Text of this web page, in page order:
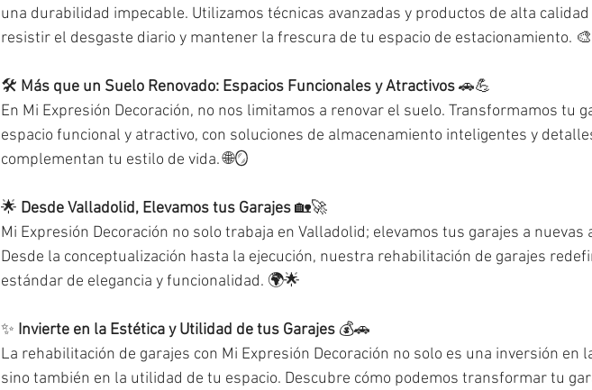
una durabilidad impecable. Utilizamos técnicas avanzadas y productos de alta
resistir el desgaste diario y mantener la frescura de tu espacio de estacionamiento.
🛠️ Más que un Suelo Renovado: Espacios Funcionales y Atractivos 🚗💪
En Mi Expresión Decoración, no nos limitamos a renovar el suelo. Transformamos tu
espacio funcional y atractivo, con soluciones de almacenamiento inteligentes y
complementan tu estilo de vida. 🌐🪞
🌟 Desde Valladolid, Elevamos tus Garajes 🏡🚀
Mi Expresión Decoración no solo trabaja en Valladolid; elevamos tus garajes a nuevas
Desde la conceptualización hasta la ejecución, nuestra rehabilitación de garajes
estándar de elegancia y funcionalidad. 🌍🌟
✨ Invierte en la Estética y Utilidad de tus Garajes 💰🚗
La rehabilitación de garajes con Mi Expresión Decoración no solo es una inversión en
sino también en la utilidad de tu espacio. Descubre cómo podemos transformar tu